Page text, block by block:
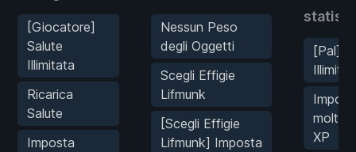
[Giocatore]
Salute
Illimitata
Ricarica
Salute
Imposta
Nessun Peso
degli Oggetti
Scegli Effigie
Lifmunk
[Scegli Effigie
Lifmunk] Imposta
[Pal]
XP